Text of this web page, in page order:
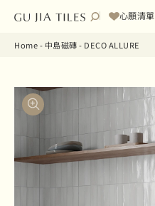
心願清單
Home- 中島磁磚- DECO ALLURE